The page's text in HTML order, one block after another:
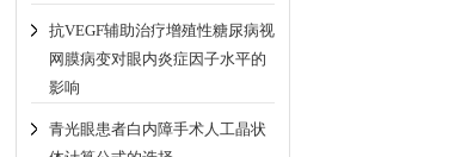
抗VEGF辅助治疗增殖性糖尿病视
网膜病变对眼内炎症因子水平的
影响
青光眼患者白内障手术人工晶状